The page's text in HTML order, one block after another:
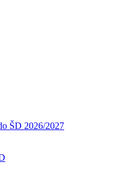
ŠD 2026/2027